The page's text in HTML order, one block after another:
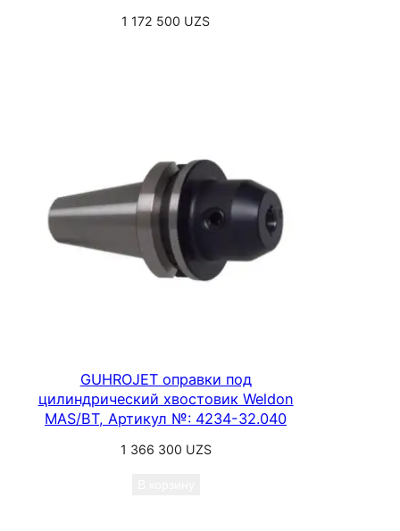
1 172 500 UZS
GUHROJET оправки под
цилиндрический хвостовик Weldon
MAS/BT, Артикул №: 4234-32.040
1 366 300 UZS